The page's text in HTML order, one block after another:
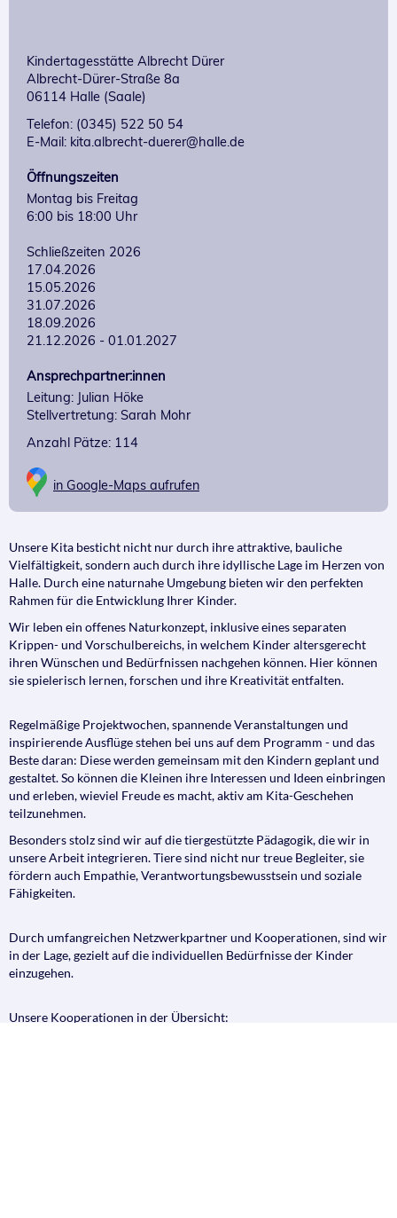
Kindertagesstätte Albrecht Dürer
Albrecht-Dürer-Straße 8a
06114 Halle (Saale)
Telefon: (0345) 522 50 54
E-Mail: kita.albrecht-duerer@halle.de
Öffnungszeiten
Montag bis Freitag
6:00 bis 18:00 Uhr
Schließzeiten 2026
17.04.2026
15.05.2026
31.07.2026
18.09.2026
21.12.2026 - 01.01.2027
Ansprechpartner:innen
Leitung: Julian Höke
Stellvertretung: Sarah Mohr
Anzahl Pätze: 114
in Google-Maps aufrufen
Unsere Kita besticht nicht nur durch ihre attraktive, bauliche
Vielfältigkeit, sondern auch durch ihre idyllische Lage im Herzen von
Halle. Durch eine naturnahe Umgebung bieten wir den perfekten
Rahmen für die Entwicklung Ihrer Kinder.
Wir leben ein offenes Naturkonzept, inklusive eines separaten
Krippen- und Vorschulbereichs, in welchem Kinder altersgerecht
ihren Wünschen und Bedürfnissen nachgehen können. Hier können
sie spielerisch lernen, forschen und ihre Kreativität entfalten.
Regelmäßige Projektwochen, spannende Veranstaltungen und
inspirierende Ausflüge stehen bei uns auf dem Programm - und das
Beste daran: Diese werden gemeinsam mit den Kindern geplant und
gestaltet. So können die Kleinen ihre Interessen und Ideen einbringen
und erleben, wieviel Freude es macht, aktiv am Kita-Geschehen
teilzunehmen.
Besonders stolz sind wir auf die tiergestützte Pädagogik, die wir in
unsere Arbeit integrieren. Tiere sind nicht nur treue Begleiter, sie
fördern auch Empathie, Verantwortungsbewusstsein und soziale
Fähigkeiten.
Durch umfangreichen Netzwerkpartner und Kooperationen, sind wir
in der Lage, gezielt auf die individuellen Bedürfnisse der Kinder
einzugehen.
Unsere Kooperationen in der Übersicht: